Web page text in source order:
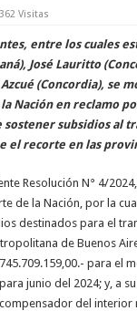
362 Visitas
entre los cuales
José Lauritto
(Concordia), se
Nación en reclamo
subsidios al
el recorte en las
Resolución N° 4/
de la Nación, por la
destinados para el
de Buenos
para el
junio del 2024; y, a
del interior